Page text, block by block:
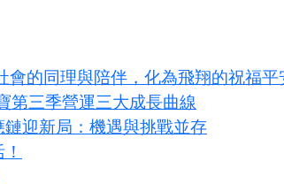
的同理與陪伴，化為飛翔的祝福平
第三季營運三大成長曲線
迎新局：機遇與挑戰並存